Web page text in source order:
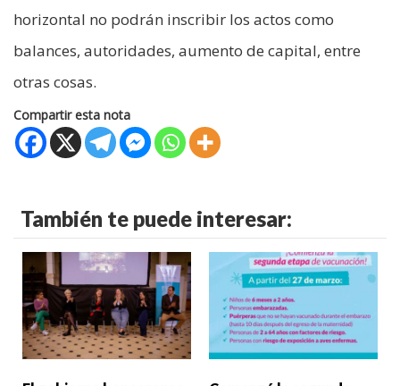
horizontal no podrán inscribir los actos como
balances, autoridades, aumento de capital, entre
otras cosas.
Compartir esta nota
También te puede interesar: